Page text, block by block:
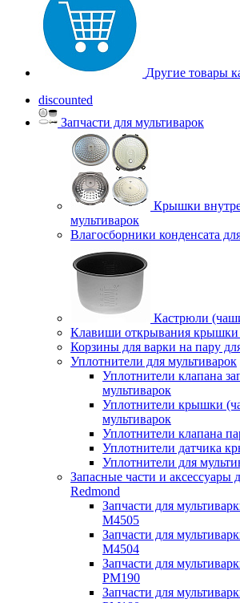
Другие товары
discounted
Запчасти для мультиварок
Крышки
мультиварок
Влагосборники конденсата
Кастрюли
Клавиши открывания крышки
Корзины для варки на пару
Уплотнители для мультиварок
Уплотнители клапана
мультиварок
Уплотнители крышки
мультиварок
Уплотнители клапана
Уплотнители датчика
Уплотнители для
Запасные части и аксессуары
Redmond
Запчасти для
M4505
Запчасти для
M4504
Запчасти для
PM190
Запчасти для